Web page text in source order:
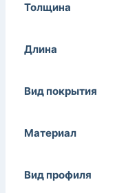
Толщина
Длина
Вид покрытия
Материал
Вид профиля